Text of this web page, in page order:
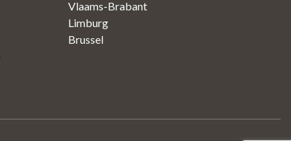
Vlaams-Brabant
Limburg
Brussel